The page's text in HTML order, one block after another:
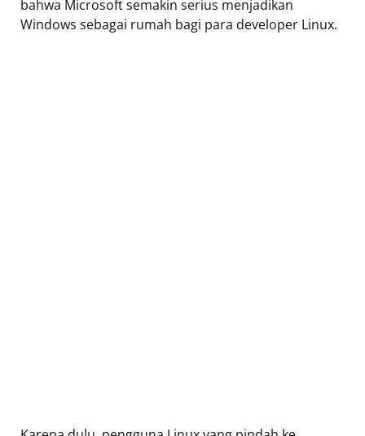
bahwa Microsoft semakin serius menjadikan
Windows sebagai rumah bagi para developer Linux.